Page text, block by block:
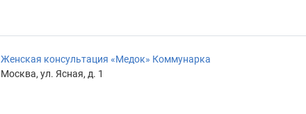
Женская консультация «Медок» Коммунарка
Москва, ул. Ясная, д. 1